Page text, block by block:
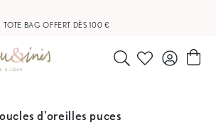
TOTE BAG OFFERT DÈS 100 €
d'oreilles puces